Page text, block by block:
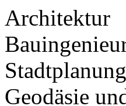
Architektur
Stadtplanung
Geodäsie